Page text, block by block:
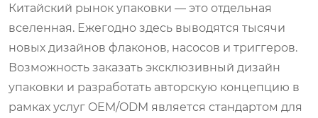
Китайский рынок упаковки — это отдельная
вселенная. Ежегодно здесь выводятся тысячи
новых дизайнов флаконов, насосов и триггеров.
Возможность заказать эксклюзивный дизайн
упаковки и разработать авторскую концепцию в
рамках услуг OEM/ODM является стандартом для